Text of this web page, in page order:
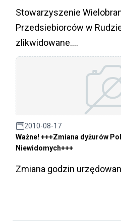
Stowarzyszenie
Przedsiebiorców w
zlikwidowane....
2010-08-17
Ważne! +++Zmiana dyżurów
Niewidomych+++
Zmiana godzin